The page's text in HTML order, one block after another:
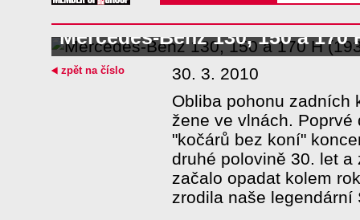
Mercedes-Benz 130, 150 a 170
30. 3. 2010
Obliba pohonu zadních
žene ve vlnách.
"kočárů bez koní"
druhé polovině 30. let
začalo opadat kolem
zrodila naše legendární
zpět na číslo